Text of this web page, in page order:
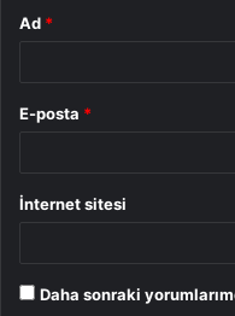
Ad *
E-posta *
İnternet sitesi
Daha sonraki